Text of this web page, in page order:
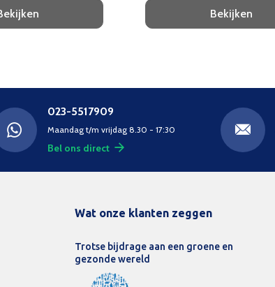
Bekijken
023-5517909
Maandag t/m vrijdag 8.30 - 17:30
Bel ons direct
Wat onze klanten zeggen
Trotse bijdrage aan een groene en
gezonde wereld